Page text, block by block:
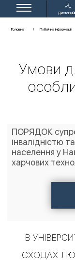
Головна Публічна інформація
Умови
ПОРЯДОК
інвалідністю
населення у
харчових
В
СХОДАХ